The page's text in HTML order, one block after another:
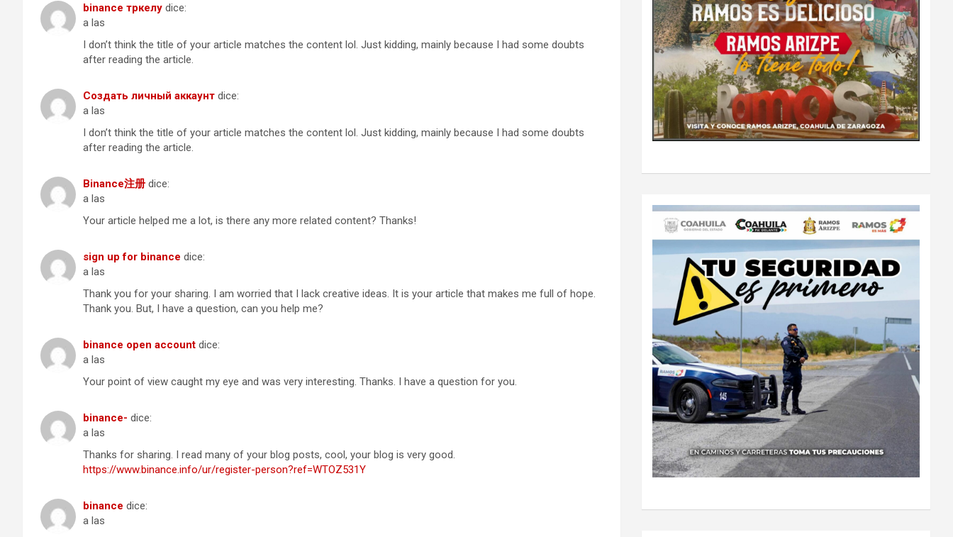
binance тркелу dice:
a las
I don’t think the title of your article matches the content lol. Just kidding, mainly because I had some doubts
after reading the article.
Создать личный аккаунт dice:
a las
I don’t think the title of your article matches the content lol. Just kidding, mainly because I had some doubts
after reading the article.
Binance注册 dice:
a las
Your article helped me a lot, is there any more related content? Thanks!
sign up for binance dice:
a las
Thank you for your sharing. I am worried that I lack creative ideas. It is your article that makes me full of hope.
Thank you. But, I have a question, can you help me?
binance open account dice:
a las
Your point of view caught my eye and was very interesting. Thanks. I have a question for you.
binance- dice:
a las
Thanks for sharing. I read many of your blog posts, cool, your blog is very good.
https://www.binance.info/ur/register-person?ref=WTOZ531Y
binance dice:
a las